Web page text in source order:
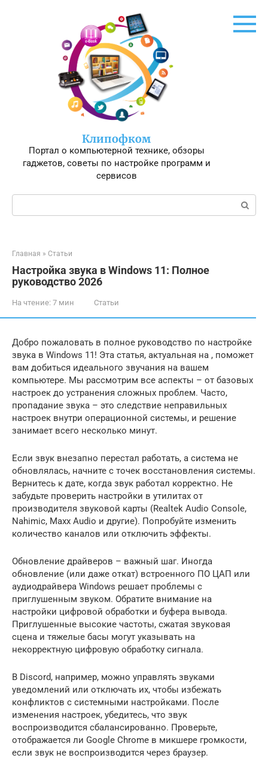
Клипофком
Портал о компьютерной технике, обзоры
гаджетов, советы по настройке программ и
сервисов
Поиск:
Главная » Статьи
Настройка звука в Windows 11: Полное
руководство 2026
На чтение: 7 мин Статьи
Добро пожаловать в полное руководство по настройке
звука в Windows 11! Эта статья, актуальная на , поможет
вам добиться идеального звучания на вашем
компьютере. Мы рассмотрим все аспекты – от базовых
настроек до устранения сложных проблем. Часто,
пропадание звука – это следствие неправильных
настроек внутри операционной системы, и решение
занимает всего несколько минут.
Если звук внезапно перестал работать, а система не
обновлялась, начните с точек восстановления системы.
Вернитесь к дате, когда звук работал корректно. Не
забудьте проверить настройки в утилитах от
производителя звуковой карты (Realtek Audio Console,
Nahimic, Maxx Audio и другие). Попробуйте изменить
количество каналов или отключить эффекты.
Обновление драйверов – важный шаг. Иногда
обновление (или даже откат) встроенного ПО ЦАП или
аудиодрайвера Windows решает проблемы с
приглушенным звуком. Обратите внимание на
настройки цифровой обработки и буфера вывода.
Приглушенные высокие частоты, сжатая звуковая
сцена и тяжелые басы могут указывать на
некорректную цифровую обработку сигнала.
В Discord, например, можно управлять звуками
уведомлений или отключать их, чтобы избежать
конфликтов с системными настройками. После
изменения настроек, убедитесь, что звук
воспроизводится сбалансированно. Проверьте,
отображается ли Google Chrome в микшере громкости,
если звук не воспроизводится через браузер.